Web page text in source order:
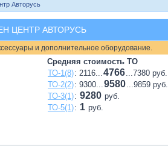
Авторусь
ЦЕНТР АВТОРУСЬ
и дополнительное оборудование.
Средняя стоимость ТО
ТО-1(8): 2116...4766...7380 руб.
ТО-2(2): 9300...9580...9859 руб.
ТО-3(1): 9280 руб.
ТО-5(1): 1 руб.